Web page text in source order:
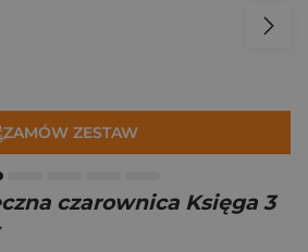
ZAMÓW ZESTAW
czarownica Księga 3